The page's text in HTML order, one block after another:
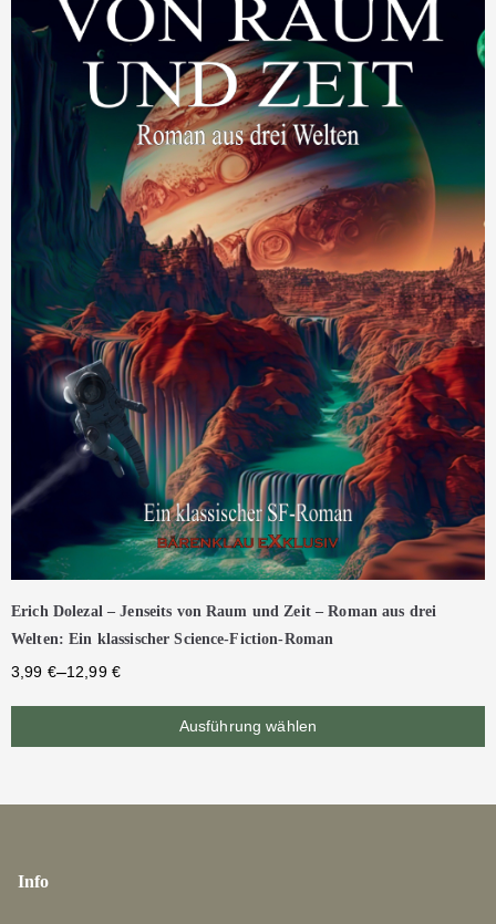
Erich Dolezal – Jenseits von Raum und Zeit – Roman aus drei
Welten: Ein klassischer Science-Fiction-Roman
3,99 €–12,99 €
Ausführung wählen
Info